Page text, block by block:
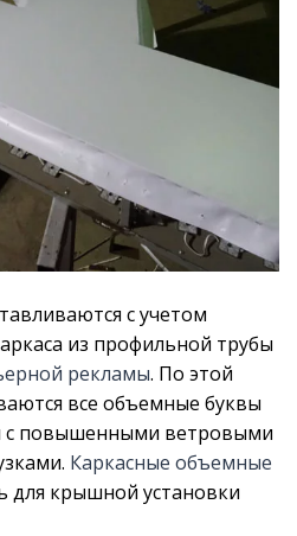
с учетом
из профильной трубы
рекламы. По этой
все объемные буквы
с повышенными ветровыми
Каркасные объемные
для крышной установки